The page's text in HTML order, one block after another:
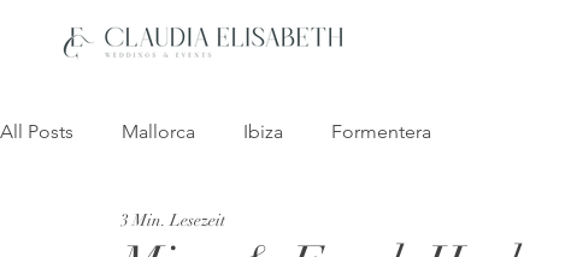
All Posts Mallorca Ibiza Formentera
3 Min. Lesezeit